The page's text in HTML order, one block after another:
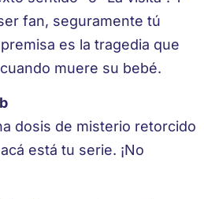
fan, seguramente tú
es la tragedia que
muere su bebé.
dosis de misterio retorcido
está tu serie. ¡No